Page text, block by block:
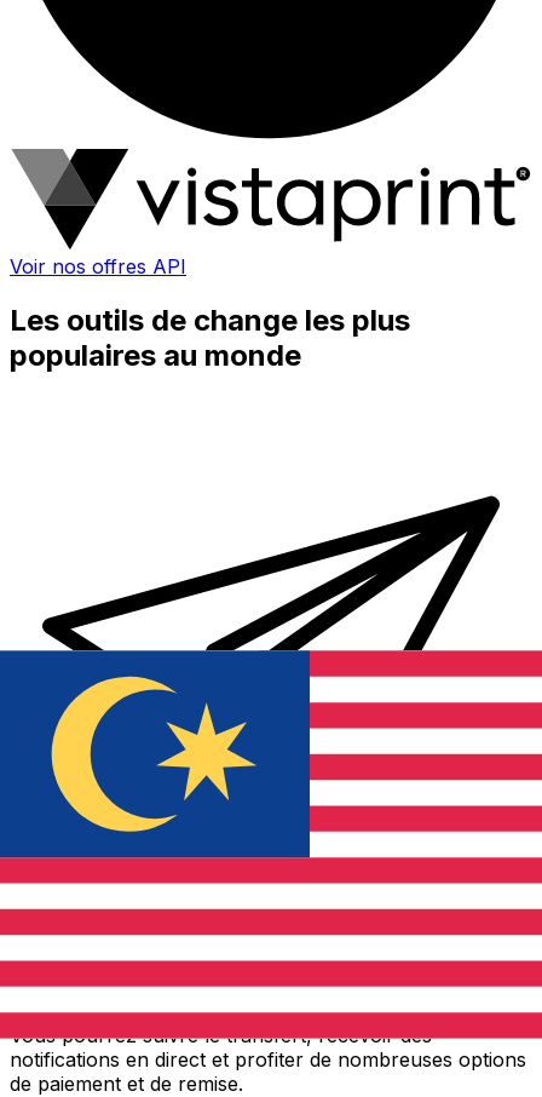
Voir nos offres API
Les outils de change les plus
populaires au monde
Transferts d'argent internationaux avec Xe
Envoyez de l'argent en ligne de façon sûre et rapide.
Vous pourrez suivre le transfert, recevoir des
notifications en direct et profiter de nombreuses options
de paiement et de remise.